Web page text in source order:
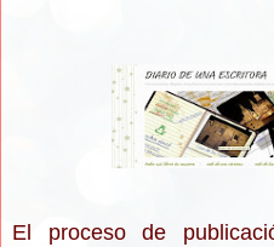
El proceso de